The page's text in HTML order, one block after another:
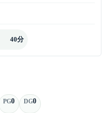
40分
PG0 DG0